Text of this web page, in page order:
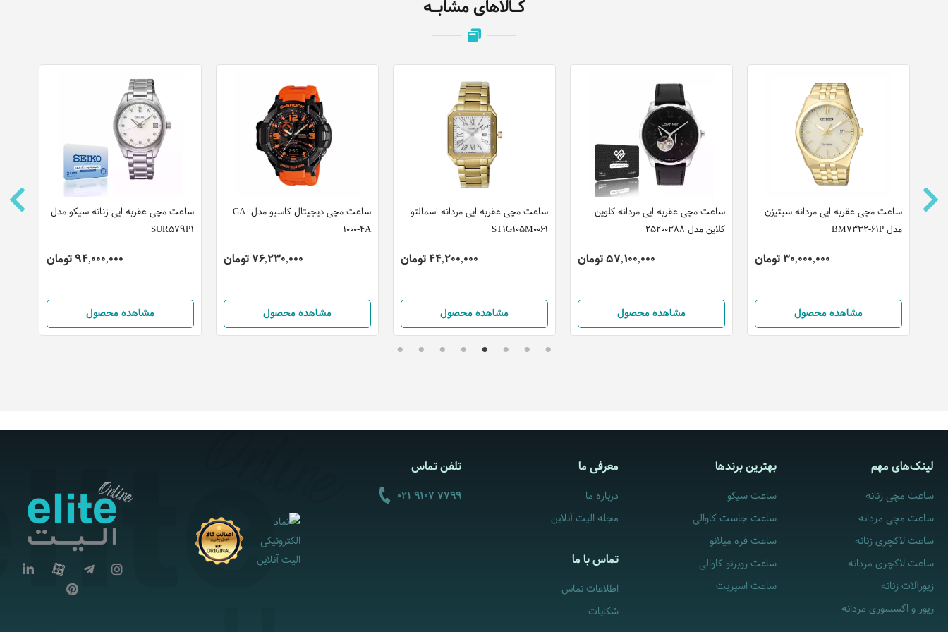
کـالاهای مشابـه
ساعت مچی عقربه ایی زنانه سیکو مدل
SUR579P1
94,000,000 تومان
مشاهده محصول
ساعت مچی دیجیتال کاسیو مدل GA-
1000-4A
76,230,000 تومان
مشاهده محصول
ساعت مچی عقربه ایی مردانه اسمالتو
ST1G105M0061
44,200,000 تومان
مشاهده محصول
ساعت مچی عقربه ایی مردانه کلوین
کلاین مدل 25200388
57,100,000 تومان
مشاهده محصول
ساعت مچی عقربه ایی مردانه سیتیزن
مدل BM7332-61P
30,000,000 تومان
مشاهده محصول
لینک‌های مهم
ساعت مچی زنانه
ساعت مچی مردانه
ساعت لاکچری زنانه
ساعت لاکچری مردانه
زیورآلات زنانه
زیور و اکسسوری مردانه
بهترین برندها
ساعت سیکو
ساعت جاست کاوالی
ساعت فره میلانو
ساعت روبرتو کاوالی
ساعت اسپریت
معرفی ما
درباره ما
مجله الیت آنلاین
تماس با ما
اطلاعات تماس
شکایات
تلفن تماس
021 9107 7799